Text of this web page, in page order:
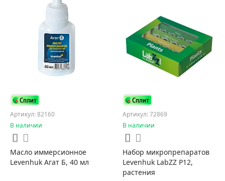
Артикул: 82160
В наличии
Масло иммерсионное
Levenhuk Агат Б, 40 мл
Артикул: 72869
В наличии
Набор микропрепаратов
Levenhuk LabZZ P12,
растения